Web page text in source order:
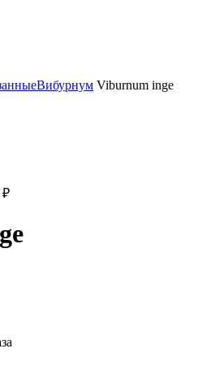
Вибурнум Viburnum inge
₽